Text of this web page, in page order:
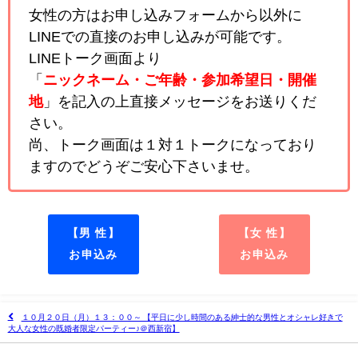
女性の方はお申し込みフォームから以外に
LINEでの直接のお申し込みが可能です。
LINEトーク画面より
「 ニックネーム・ご年齢・参加希望日・開催
地」を記入の上直接メッセージをお送りくだ
さい。
尚、トーク画面は１対１トークになっており
ますのでどうぞご安心下さいませ。
【男 性】
お申込み
【女 性】
お申込み
１０月２０日（月）１３：００～ 【平日に少し時間のある紳士的な男性とオシャレ好きで
大人な女性の既婚者限定パーティー♪＠西新宿】